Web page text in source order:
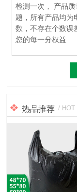
检测一次， 产品质
题，所有产品均为
数，不存在个数误
您的每一分权益
热品推荐 / HOT